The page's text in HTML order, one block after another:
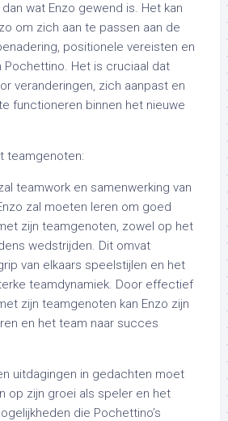
wat Enzo gewend is. Het kan
om zich aan te passen aan de
positionele vereisten en
Pochettino. Het is cruciaal dat
veranderingen, zich aanpast en
functioneren binnen het nieuwe
teamgenoten:
teamwork en samenwerking van
zal moeten leren om goed
zijn teamgenoten, zowel op het
wedstrijden. Dit omvat
van elkaars speelstijlen en het
teamdynamiek. Door effectief
zijn teamgenoten kan Enzo zijn
en het team naar succes
uitdagingen in gedachten moet
op zijn groei als speler en het
die Pochettino’s